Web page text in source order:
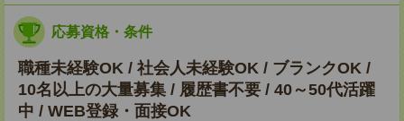
応募資格・条件
職種未経験OK / 社会人未経験OK / ブランクOK /
10名以上の大量募集 / 履歴書不要 / 40～50代活躍
中 / WEB登録・面接OK